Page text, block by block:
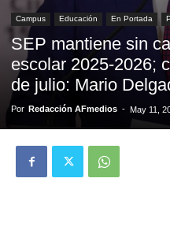
Campus Educación En Portada
SEP mantiene sin
escolar 2025-2026;
de julio: Mario
Por Redacción AFmedios - May 11,